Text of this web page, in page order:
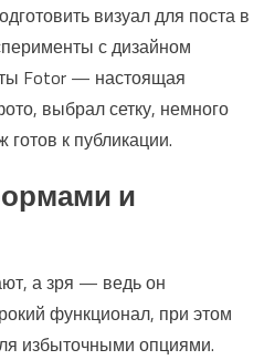
визуал для поста в
с дизайном
Fotor — настоящая
выбрал сетку, немного
к публикации.
и
а зря — ведь он
функционал, при этом
избыточными опциями.